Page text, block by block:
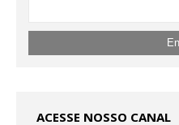
ACESSE NOSSO CANAL